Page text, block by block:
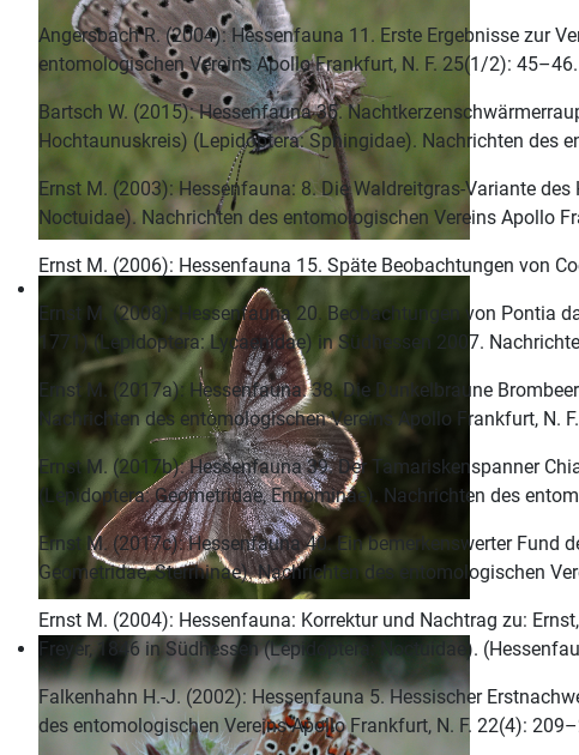
Angersbach R. (2004): Hessenfauna 11. Erste Ergebnisse zur
entomologischen Vereins Apollo Frankfurt, N. F. 25(1/2): 45–46.
Bartsch W. (2015): Hessenfauna 35.
Hochtaunuskreis) (Lepidoptera: Sphingidae). Nachrichten des
Ernst M. (2003): Hessenfauna: 8. Die Waldreitgras-Variante
Noctuidae). Nachrichten des entomologischen Vereins Apollo
Ernst M. (2006): Hessenfauna 15. Späte Beobachtungen von
Ernst M. (2008): Hessenfauna 20. Beobachtungen von Pontia
1771) (Lepidoptera: Lycaenidae) in Südhessen 2007.
Ernst M. (2017a): Hessenfauna. 38. Die Dunkelbraune
Nachrichten des entomologischen Vereins Apollo Frankfurt, N.
Ernst M. (2017b): Hessenfauna 39. Der Tamariskenspanner
(Lepidoptera: Geometridae, Ennominae). Nachrichten des
Ernst M. (2017c): Hessenfauna 40. Ein bemerkenswerter Fund
Geometridae, Sterrhinae). Nachrichten des entomologischen
Ernst M. (2004): Hessenfauna: Korrektur und Nachtrag zu:
Freyer, 1846 in Südhessen (Lepidoptera: Noctuidae).
Falkenhahn H.-J. (2002): Hessenfauna 5. Hessischer
des entomologischen Vereins Apollo Frankfurt, N. F. 22(4):